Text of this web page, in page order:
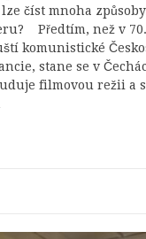
číst mnoha
Předtím, než v
komunistické
stane se v
filmovou režii a